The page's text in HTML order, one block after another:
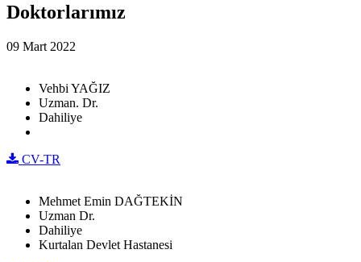
Doktorlarımız
09 Mart 2022
Vehbi YAĞIZ
Uzman. Dr.
Dahiliye
CV-TR
Mehmet Emin DAĞTEKİN
Uzman Dr.
Dahiliye
Kurtalan Devlet Hastanesi